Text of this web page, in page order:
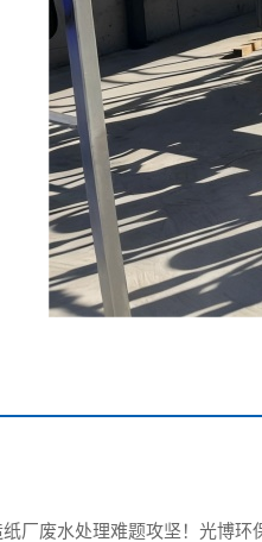
厂废水处理难题攻坚！光博环